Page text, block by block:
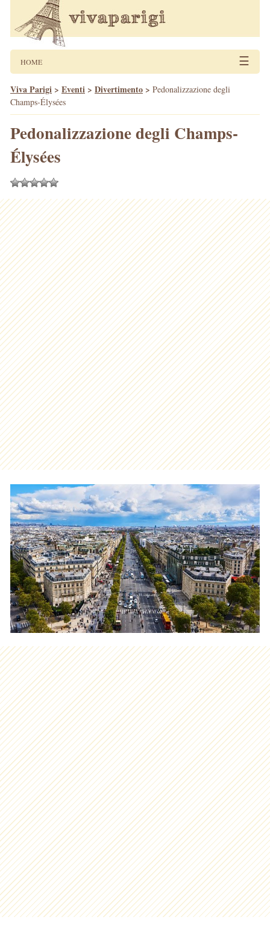
HOME ☰
Viva Parigi > Eventi > Divertimento > Pedonalizzazione degli
Champs-Élysées
Pedonalizzazione degli Champs-
Élysées